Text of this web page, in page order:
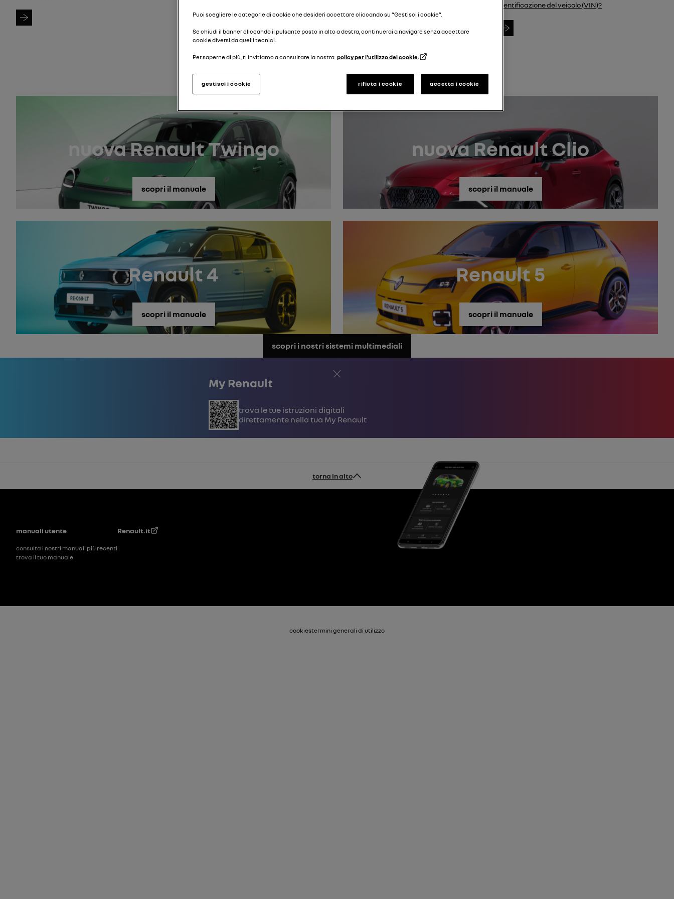
Cerca modello Cerca targa
identificazione del veicolo (VIN)?
Cerca VIN
nuova Renault Twingo
scopri il manuale
nuova Renault Clio
scopri il manuale
Renault 4
scopri il manuale
Renault 5
scopri il manuale
scopri i nostri sistemi multimediali
Chiudi
My Renault
Trova le tue istruzioni digitali
direttamente nella tua My Renault
torna in alto
Piè di pagina
manuali utente
consulta i nostri manuali più recenti
trova il tuo manuale
Renault.it
cookiestermini generali di utilizzo
Puoi scegliere le categorie di cookie che desideri accettare cliccando su “Gestisci i cookie”.
Se chiudi il banner cliccando il pulsante posto in alto a destra, continuerai a navigare senza accettare
cookie diversi da quelli tecnici.
Per saperne di più, ti invitiamo a consultare la nostra policy per l'utilizzo dei cookie.
rifiuta i cookie accetta i cookie
gestisci i cookie